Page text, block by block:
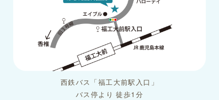
西鉄バス「福工大前駅入口」
バス停より 徒歩1分